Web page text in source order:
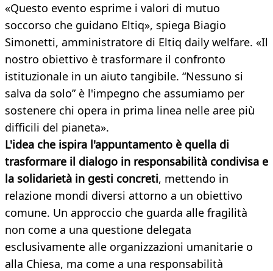
«Questo evento esprime i valori di mutuo
soccorso che guidano Eltiq», spiega Biagio
Simonetti, amministratore di Eltiq daily welfare. «Il
nostro obiettivo è trasformare il confronto
istituzionale in un aiuto tangibile. “Nessuno si
salva da solo” è l'impegno che assumiamo per
sostenere chi opera in prima linea nelle aree più
difficili del pianeta».
L'idea che ispira l'appuntamento è quella di
trasformare il dialogo in responsabilità condivisa e
la solidarietà in gesti concreti, mettendo in
relazione mondi diversi attorno a un obiettivo
comune. Un approccio che guarda alle fragilità
non come a una questione delegata
esclusivamente alle organizzazioni umanitarie o
alla Chiesa, ma come a una responsabilità